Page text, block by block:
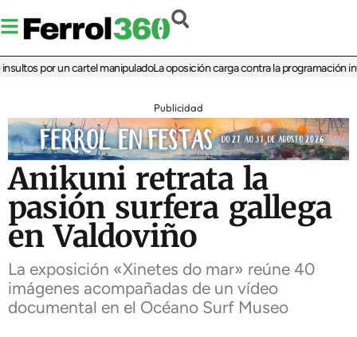
por un cartel manipuladoLa oposición carga contra la programación
Publicidad
Anikuni retrata la
pasión surfera gallega
en Valdoviño
La exposición «Xinetes do mar» reúne 40
imágenes acompañadas de un vídeo
documental en el Océano Surf Museo